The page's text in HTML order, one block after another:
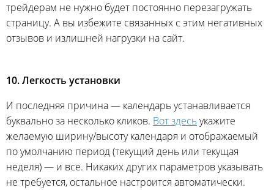
трейдерам не нужно будет постоянно перезагружать
страницу. А вы избежите связанных с этим негативных
отзывов и излишней нагрузки на сайт.
10. Легкость установки
И последняя причина — календарь устанавливается
буквально за несколько кликов. Вот здесьукажите
желаемую ширину/высоту календаря и отображаемый
по умолчанию период (текущий день или текущая
неделя) — и все. Никаких других параметров указывать
не требуется, остальное настроится автоматически.